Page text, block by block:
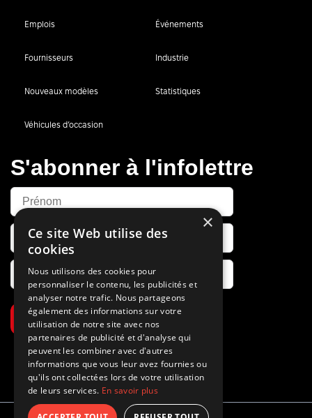
Emplois Événements
Fournisseurs Industrie
Nouveaux modèles Statistiques
Véhicules d’occasion
S'abonner à l'infolettre
S’abonner
×
Ce site Web utilise des
cookies
Nous utilisons des cookies pour
personnaliser le contenu, les publicités et
analyser notre trafic. Nous partageons
également des informations sur votre
utilisation de notre site avec nos
partenaires de publicité et d'analyse qui
peuvent les combiner avec d'autres
informations que vous leur avez fournies ou
qu'ils ont collectées lors de votre utilisation
de leurs services. En savoir plus